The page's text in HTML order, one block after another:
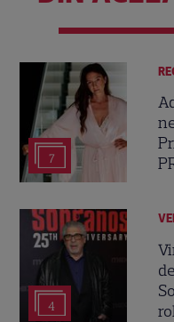
7
4